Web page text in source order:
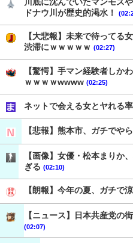
ドナウ川が歴史的渇水！
【大悲報】未来で待ってる
渋滞にｗｗｗｗｗ (02:27)
【驚愕】手マン経験者しか
ｗｗｗｗwwww (02:25)
ネットで会える女とヤれる
【悲報】熊本市、ガチでや
【画像】女優・松本まりか
ぎる (02:10)
【朗報】今年の夏、ガチで
【ニュース】日本共産党の
(02:07)